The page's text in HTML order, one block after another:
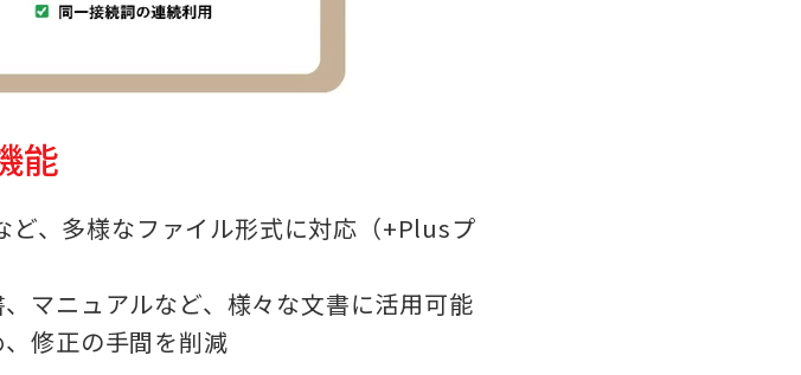
能
、多様なファイル形式に対応（+Plusプ
マニュアルなど、様々な文書に活用可能
修正の手間を削減